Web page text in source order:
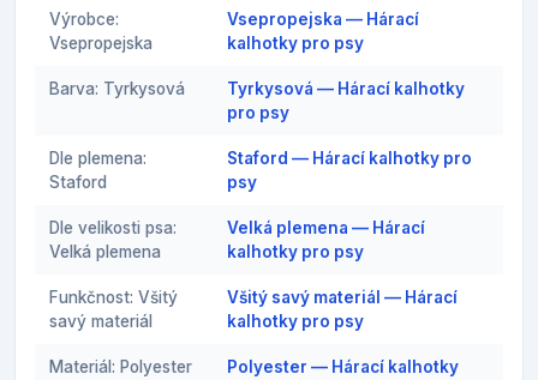
Výrobce:
Vsepropejska
Vsepropejska — Hárací
kalhotky pro psy
Barva: Tyrkysová
Tyrkysová — Hárací kalhotky
pro psy
Dle plemena:
Staford
Staford — Hárací kalhotky pro
psy
Dle velikosti psa:
Velká plemena
Velká plemena — Hárací
kalhotky pro psy
Funkčnost: Všitý
savý materiál
Všitý savý materiál — Hárací
kalhotky pro psy
Materiál: Polyester
Polyester — Hárací kalhotky